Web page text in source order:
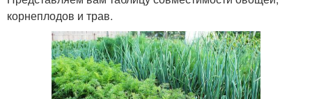
корнеплодов и трав.